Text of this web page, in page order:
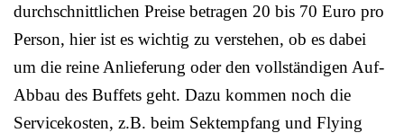
durchschnittlichen Preise betragen 20 bis 70 Euro pro
Person, hier ist es wichtig zu verstehen, ob es dabei
um die reine Anlieferung oder den vollständigen Auf-
Abbau des Buffets geht. Dazu kommen noch die
Servicekosten, z.B. beim Sektempfang und Flying